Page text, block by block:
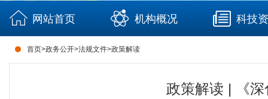
网站首页 机构概况 科技
首页>政务公开>法规文件>政策解读
政策解读 | 《